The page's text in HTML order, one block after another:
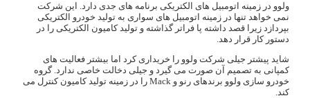
ولوو در زمینه اتومبیل های الکتریکی برنامه های جدی دارد. این شرکت
نمی خواهد تنها در زمینه اتومبیل های سواری به تولید خودرو الکتریکی
بپردازد زیرا قصد داشته پا فراتر گذاشته و تولید کامیون الکتریکی را در
دستور کار قرار دهد.
شاید پیشتر جیلی شرکت ولوو را خریداری کرد اما بیشتر فعالیت های
کمپانی به تصمیم آن صورت می گیرد و جیلی دخالت خاصی ندارد. گروه
خودرو سازی ولوو برندهای رنو و Mack را در زمینه تولید کامیون کنترل می
کند.